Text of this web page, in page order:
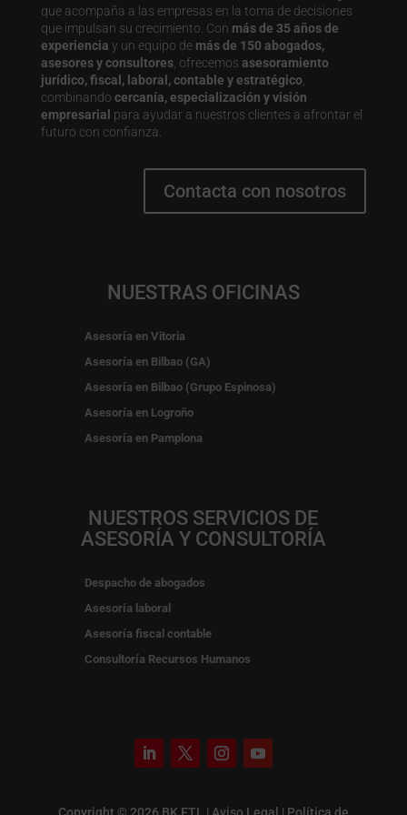
que acompaña a las empresas en la toma de decisiones
que impulsan su crecimiento. Con más de 35 años de
experiencia y un equipo de más de 150 abogados,
asesores y consultores, ofrecemos asesoramiento
jurídico, fiscal, laboral, contable y estratégico
combinando cercanía, especialización y visión
empresarial para ayudar a nuestros clientes a afrontar el
futuro con confianza.
Contacta con nosotros
NUESTRAS OFICINAS
Asesoría en Vitoria
Asesoría en Bilbao (GA)
Asesoría en Bilbao (Grupo Espinosa)
Asesoría en Logroño
Asesoría en Pamplona
NUESTROS SERVICIOS DE
ASESORÍA Y CONSULTORÍA
Despacho de abogados
Asesoría laboral
Asesoría fiscal contable
Consultoría Recursos Humanos